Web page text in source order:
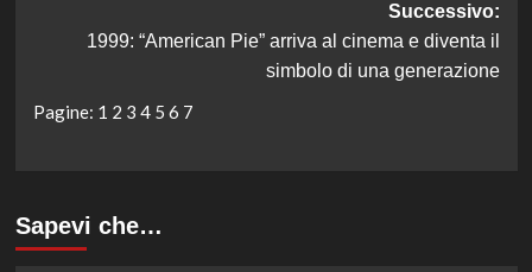
Successivo:
1999: “American Pie” arriva al cinema e diventa il
simbolo di una generazione
Pagine: 1 2 3 4 5 6 7
Sapevi che…